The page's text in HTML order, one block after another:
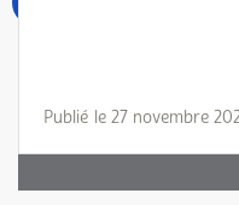
Publié le 27 novembre